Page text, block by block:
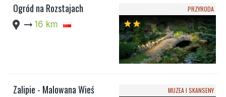
Ogród na Rozstajach
location_pin arrow_right_alt 16 km
PRZYRODA
starstar
Zalipie - Malowana Wieś MUZEA I SKANSENY